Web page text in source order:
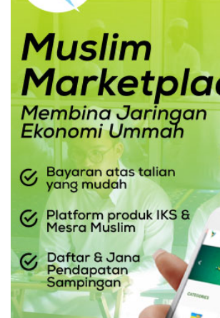
Angor Bertajuk "MEMAHAMI REMAJA".